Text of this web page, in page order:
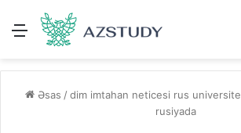
Menu
Əsas / dim imtahan neticesi rus
rusiyada